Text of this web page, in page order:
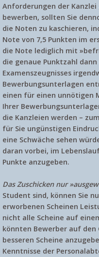
Anforderungen der Kanzlei
bewerben, sollten Sie
die Noten zu kaschieren,
Note von 7,5 Punkten im
die Note lediglich mit
die genaue Punktzahl
Examenszeugnisses
Bewerbungsunterlagen
einen für einen unnötigen
Ihrer
die Kanzleien werden –
für Sie ungünstigen
eine Schwäche sehen
daran vorbei, im
Punkte anzugeben.
Das Zuschicken nur
Student sind, können Sie
erworbenen Scheinen
nicht alle Scheine auf
könnten Bewerber auf den
besseren Scheine
Kenntnisse der